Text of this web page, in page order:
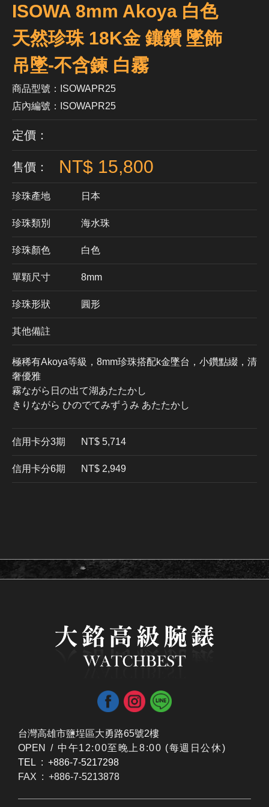
ISOWA 8mm Akoya 白色
天然珍珠 18K金 鑲鑽 墜飾
吊墜-不含鍊 白霧
商品型號：ISOWAPR25
店內編號：ISOWAPR25
定價：
售價： NT$ 15,800
珍珠產地 日本
珍珠類別 海水珠
珍珠顏色 ​白色
單顆尺寸 8mm
珍珠形狀 圓形
其他備註
極稀有Akoya等級，8mm珍珠搭配k金墜台，小鑽點綴，清
奢優雅
霧ながら日の出て湖あたたかし
きりながら ひのでてみずうみ あたたかし
信用卡分3期 ​NT$ 5,714
信用卡分6期 NT$ 2,949
台灣高雄市鹽埕區大勇路65號2樓
OPEN / ​中午12:00至晚上8:00 (每週日公休)
TEL : +886-7-5217298
FAX : +886-7-5213878